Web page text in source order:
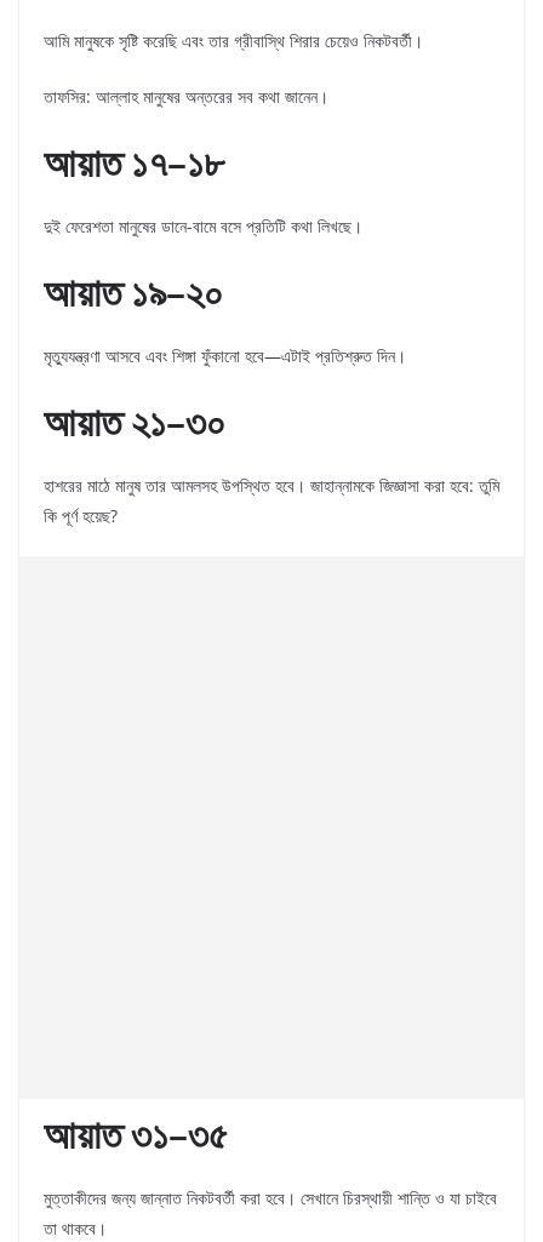
আমি মানুষকে সৃষ্টি করেছি এবং তার গ্রীবাস্থি শিরার চেয়েও নিকটবর্তী।
তাফসির: আল্লাহ মানুষের অন্তরের সব কথা জানেন।
আয়াত ১৭–১৮
দুই ফেরেশতা মানুষের ডানে-বামে বসে প্রতিটি কথা লিখছে।
আয়াত ১৯–২০
মৃত্যুযন্ত্রণা আসবে এবং শিঙ্গা ফুঁকানো হবে—এটাই প্রতিশ্রুত দিন।
আয়াত ২১–৩০
হাশরের মাঠে মানুষ তার আমলসহ উপস্থিত হবে। জাহান্নামকে জিজ্ঞাসা করা হবে: তুমি
কি পূর্ণ হয়েছ?
আয়াত ৩১–৩৫
মুত্তাকীদের জন্য জান্নাত নিকটবর্তী করা হবে। সেখানে চিরস্থায়ী শান্তি ও যা চাইবে
তা থাকবে।